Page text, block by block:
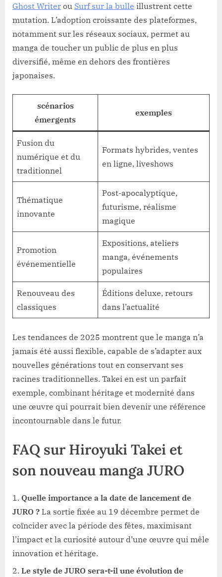
Ghost Writer ou Surf sur la bulle illustrent cette
mutation. L’adoption croissante des plateformes,
notamment sur les réseaux sociaux, permet au
manga de toucher un public de plus en plus
diversifié, même en dehors des frontières
japonaises.
scénarios
émergents
exemples
Fusion du
numérique et du
traditionnel
Formats hybrides, ventes
en ligne, liveshows
Thématique
innovante
Post-apocalyptique,
futurisme, réalisme
magique
Promotion
événementielle
Expositions, ateliers
manga, événements
populaires
Renouveau des
classiques
Éditions deluxe, retours
dans l’actualité
Les tendances de 2025 montrent que le manga n’a
jamais été aussi flexible, capable de s’adapter aux
nouvelles générations tout en conservant ses
racines traditionnelles. Takei en est un parfait
exemple, combinant héritage et modernité dans
une œuvre qui pourrait bien devenir une référence
incontournable dans le futur.
FAQ sur Hiroyuki Takei et
son nouveau manga JURO
Quelle importance a la date de lancement de
JURO ? La sortie fixée au 19 décembre permet de
coïncider avec la période des fêtes, maximisant
l’impact et la curiosité autour d’une œuvre qui mêle
innovation et héritage.
Le style de JURO sera-t-il une évolution de